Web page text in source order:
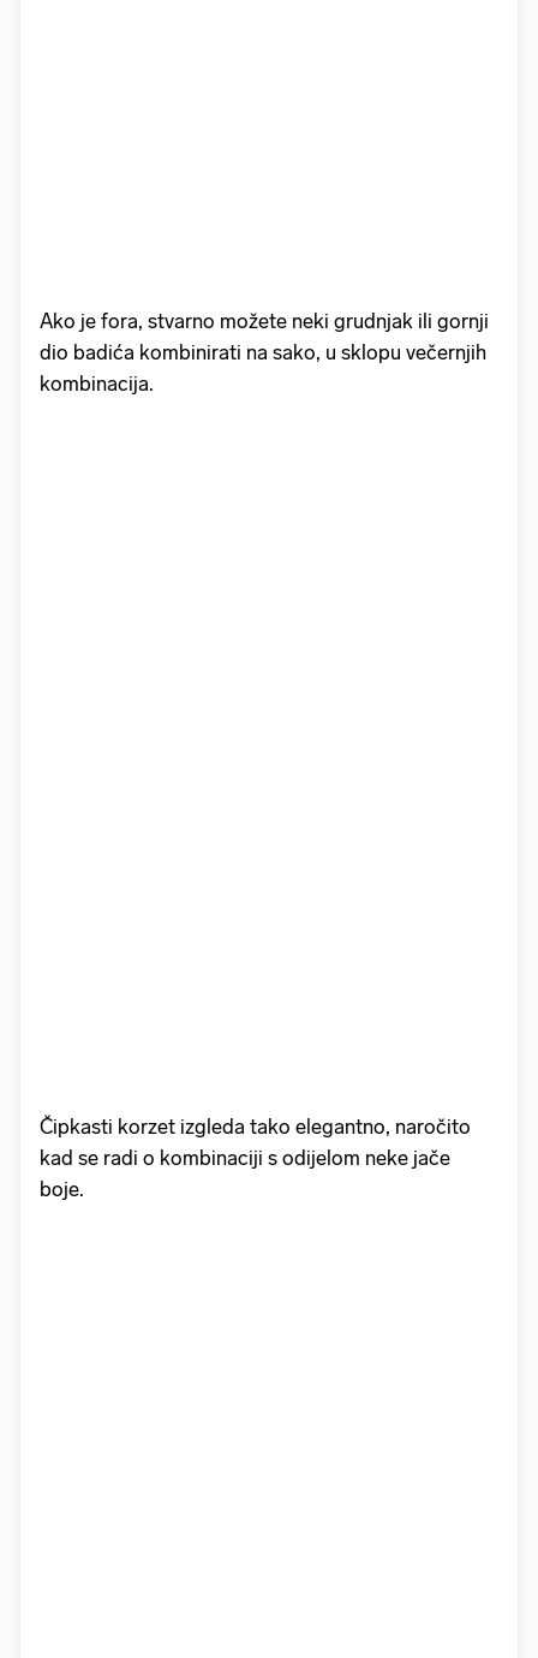
Ako je fora, stvarno možete neki grudnjak ili gornji
dio badića kombinirati na sako, u sklopu večernjih
kombinacija.
Čipkasti korzet izgleda tako elegantno, naročito
kad se radi o kombinaciji s odijelom neke jače
boje.